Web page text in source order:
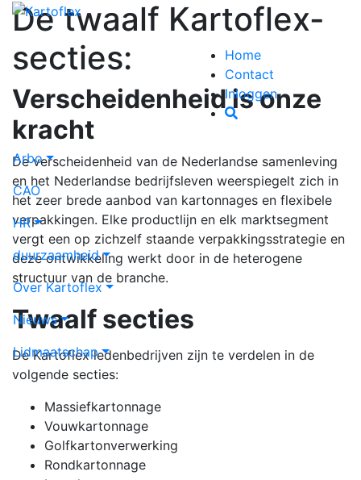
Home
Contact
Inloggen
Arbo
CAO
HR
duurzaamheid
Over Kartoflex
Nieuws
Lidmaatschap
De twaalf Kartoflex-
secties:
Verscheidenheid is onze
kracht
De verscheidenheid van de Nederlandse samenleving
en het Nederlandse bedrijfsleven weerspiegelt zich in
het zeer brede aanbod van kartonnages en flexibele
verpakkingen. Elke productlijn en elk marktsegment
vergt een op zichzelf staande verpakkingsstrategie en
deze ontwikkeling werkt door in de heterogene
structuur van de branche.
Twaalf secties
De Kartoflex ledenbedrijven zijn te verdelen in de
volgende secties:
Massiefkartonnage
Vouwkartonnage
Golfkartonverwerking
Rondkartonnage